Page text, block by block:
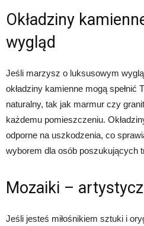
Okładziny
wygląd
Jeśli marzysz o luksusowym
okładziny kamienne mogą spełnić
naturalny, tak jak marmur czy
każdemu pomieszczeniu.
odporne na uszkodzenia, co
wyborem dla osób poszukujących
Mozaiki –
Jeśli jesteś miłośnikiem sztuki i